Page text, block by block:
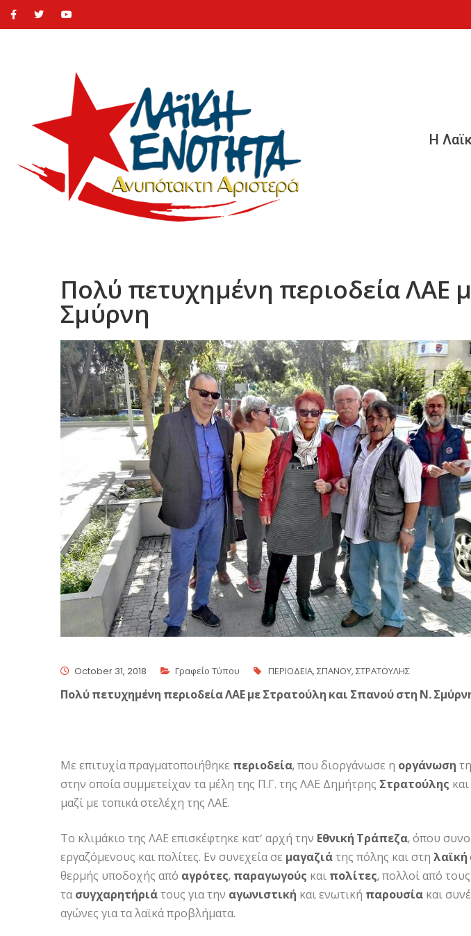
Η
Πολύ πετυχημένη περιοδεία ΛΑΕ
Σμύρνη
October 31, 2018 Γραφείο Τύπου ΠΕΡΙΟΔΕΙΑ, ΣΠΑΝΟΥ, ΣΤΡΑΤΟΥΛΗΣ
Πολύ πετυχημένη περιοδεία ΛΑΕ με Στρατούλη και Σπανού στη Ν.
Με επιτυχία πραγματοποιήθηκε περιοδεία, που διοργάνωσε η οργάνωση
στην οποία συμμετείχαν τα μέλη της Π.Γ. της ΛΑΕ Δημήτρης Στρατούλης
μαζί με τοπικά στελέχη της ΛΑΕ.
Το κλιμάκιο της ΛΑΕ επισκέφτηκε κατ’ αρχή την Εθνική Τράπεζα, όπου
εργαζόμενους και πολίτες. Εν συνεχεία σε μαγαζιάτης πόλης και στη λαϊκή
θερμής υποδοχής από αγρότες, παραγωγούς και πολίτες, πολλοί από
τασυγχαρητήριάτους για την αγωνιστική και ενωτική παρουσία και
αγώνες για τα λαϊκά προβλήματα.